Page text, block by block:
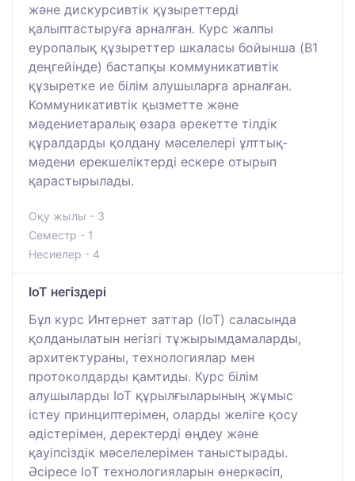
және дискурсивтік құзыреттерді
қалыптастыруға арналған. Курс жалпы
еуропалық құзыреттер шкаласы бойынша (B1
деңгейінде) бастапқы коммуникативтік
құзыретке ие білім алушыларға арналған.
Коммуникативтік қызметте және
мәдениетаралық өзара әрекетте тілдік
құралдарды қолдану мәселелері ұлттық-
мәдени ерекшеліктерді ескере отырып
қарастырылады.
Оқу жылы - 3
Семестр - 1
Несиелер - 4
IoT негіздері
Бұл курс Интернет заттар (IoT) саласында
қолданылатын негізгі тұжырымдамаларды,
архитектураны, технологиялар мен
протоколдарды қамтиды. Курс білім
алушыларды IoT құрылғыларының жұмыс
істеу принциптерімен, оларды желіге қосу
әдістерімен, деректерді өңдеу және
қауіпсіздік мәселелерімен таныстырады.
Әсіресе IoT технологияларын өнеркәсіп,